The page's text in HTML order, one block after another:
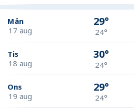
Mån
17 aug
29°
24°
Tis
18 aug
30°
24°
Ons
19 aug
29°
24°